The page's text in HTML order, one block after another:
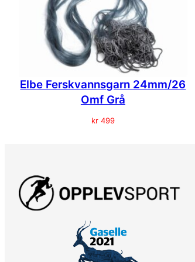
Elbe Ferskvannsgarn 24mm/26
Omf Grå
kr499